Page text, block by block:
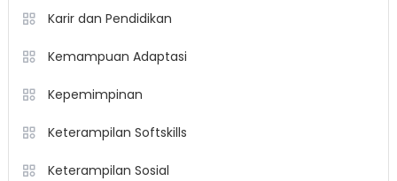
Karir dan Pendidikan
Kemampuan Adaptasi
Kepemimpinan
Keterampilan Softskills
Keterampilan Sosial